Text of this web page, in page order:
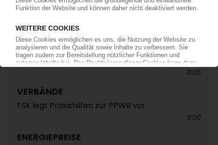
ALTAUTO-RECYCLING
TecPart: Verband ruft zur Teilnahme an EU-
Konsultation zum Rezyklatanteil auf /
Öffentliche Webkonferenz soll Industrieposition
abstimmen
11:05
VERBÄNDE
FSK legt Praxishilfen zur PPWR vor
11:00
ENERGIEPREISE